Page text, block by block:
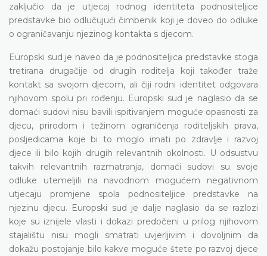
zaključio da je utjecaj rodnog identiteta podnositeljice
predstavke bio odlučujući čimbenik koji je doveo do odluke
o ograničavanju njezinog kontakta s djecom.
Europski sud je naveo da je podnositeljica predstavke stoga
tretirana drugačije od drugih roditelja koji također traže
kontakt sa svojom djecom, ali čiji rodni identitet odgovara
njihovom spolu pri rođenju. Europski sud je naglasio da se
domaći sudovi nisu bavili ispitivanjem moguće opasnosti za
djecu, prirodom i težinom ograničenja roditeljskih prava,
posljedicama koje bi to moglo imati po zdravlje i razvoj
djece ili bilo kojih drugih relevantnih okolnosti. U odsustvu
takvih relevantnih razmatranja, domaći sudovi su svoje
odluke utemeljili na navodnom mogućem negativnom
utjecaju promjene spola podnositeljice predstavke na
njezinu djecu. Europski sud je dalje naglasio da se razlozi
koje su iznijele vlasti i dokazi predočeni u prilog njihovom
stajalištu nisu mogli smatrati uvjerljivim i dovoljnim da
dokažu postojanje bilo kakve moguće štete po razvoj djece